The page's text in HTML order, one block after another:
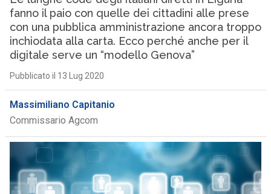
fanno il paio con quelle dei cittadini alle prese
con una pubblica amministrazione ancora troppo
inchiodata alla carta. Ecco perché anche per il
digitale serve un “modello Genova”
Pubblicato il 13 Lug 2020
Massimiliano Capitanio
Commissario Agcom